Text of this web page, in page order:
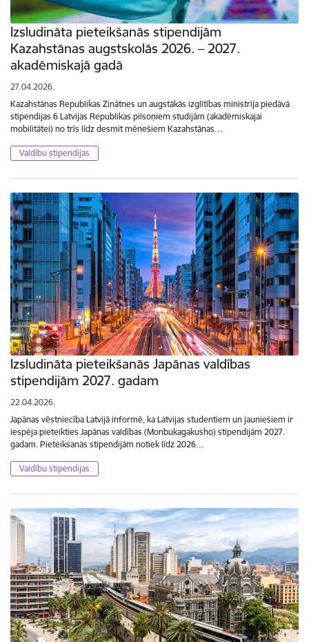
Izsludināta pieteikšanās stipendijām
Kazahstānas augstskolās 2026. – 2027.
akadēmiskajā gadā
27.04.2026.
Kazahstānas Republikas Zinātnes un augstākās izglītības ministrija piedāvā
stipendijas 6 Latvijas Republikas pilsoņiem studijām (akadēmiskajai
mobilitātei) no trīs līdz desmit mēnešiem Kazahstānas…
Valdību stipendijas
Izsludināta pieteikšanās Japānas valdības
stipendijām 2027. gadam
22.04.2026.
Japānas vēstniecība Latvijā informē, ka Latvijas studentiem un jauniešiem ir
iespēja pieteikties Japānas valdības (Monbukagakusho) stipendijām 2027.
gadam. Pieteikšanās stipendijām notiek līdz 2026…
Valdību stipendijas